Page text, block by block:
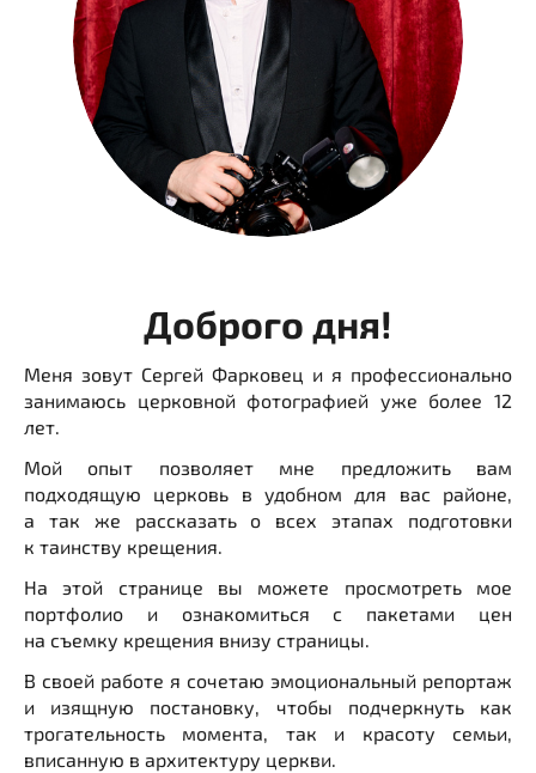
Доброго дня!
Меня зовут Сергей Фарковец и я профессионально
занимаюсь церковной фотографией уже более 12
лет.
Мой опыт позволяет мне предложить вам
подходящую церковь в удобном для вас районе,
а так же рассказать о всех этапах подготовки
к таинству крещения.
На этой странице вы можете просмотреть мое
портфолио и ознакомиться с пакетами цен
на съемку крещения внизу страницы.
В своей работе я сочетаю эмоциональный репортаж
и изящную постановку, чтобы подчеркнуть как
трогательность момента, так и красоту семьи,
вписанную в архитектуру церкви.